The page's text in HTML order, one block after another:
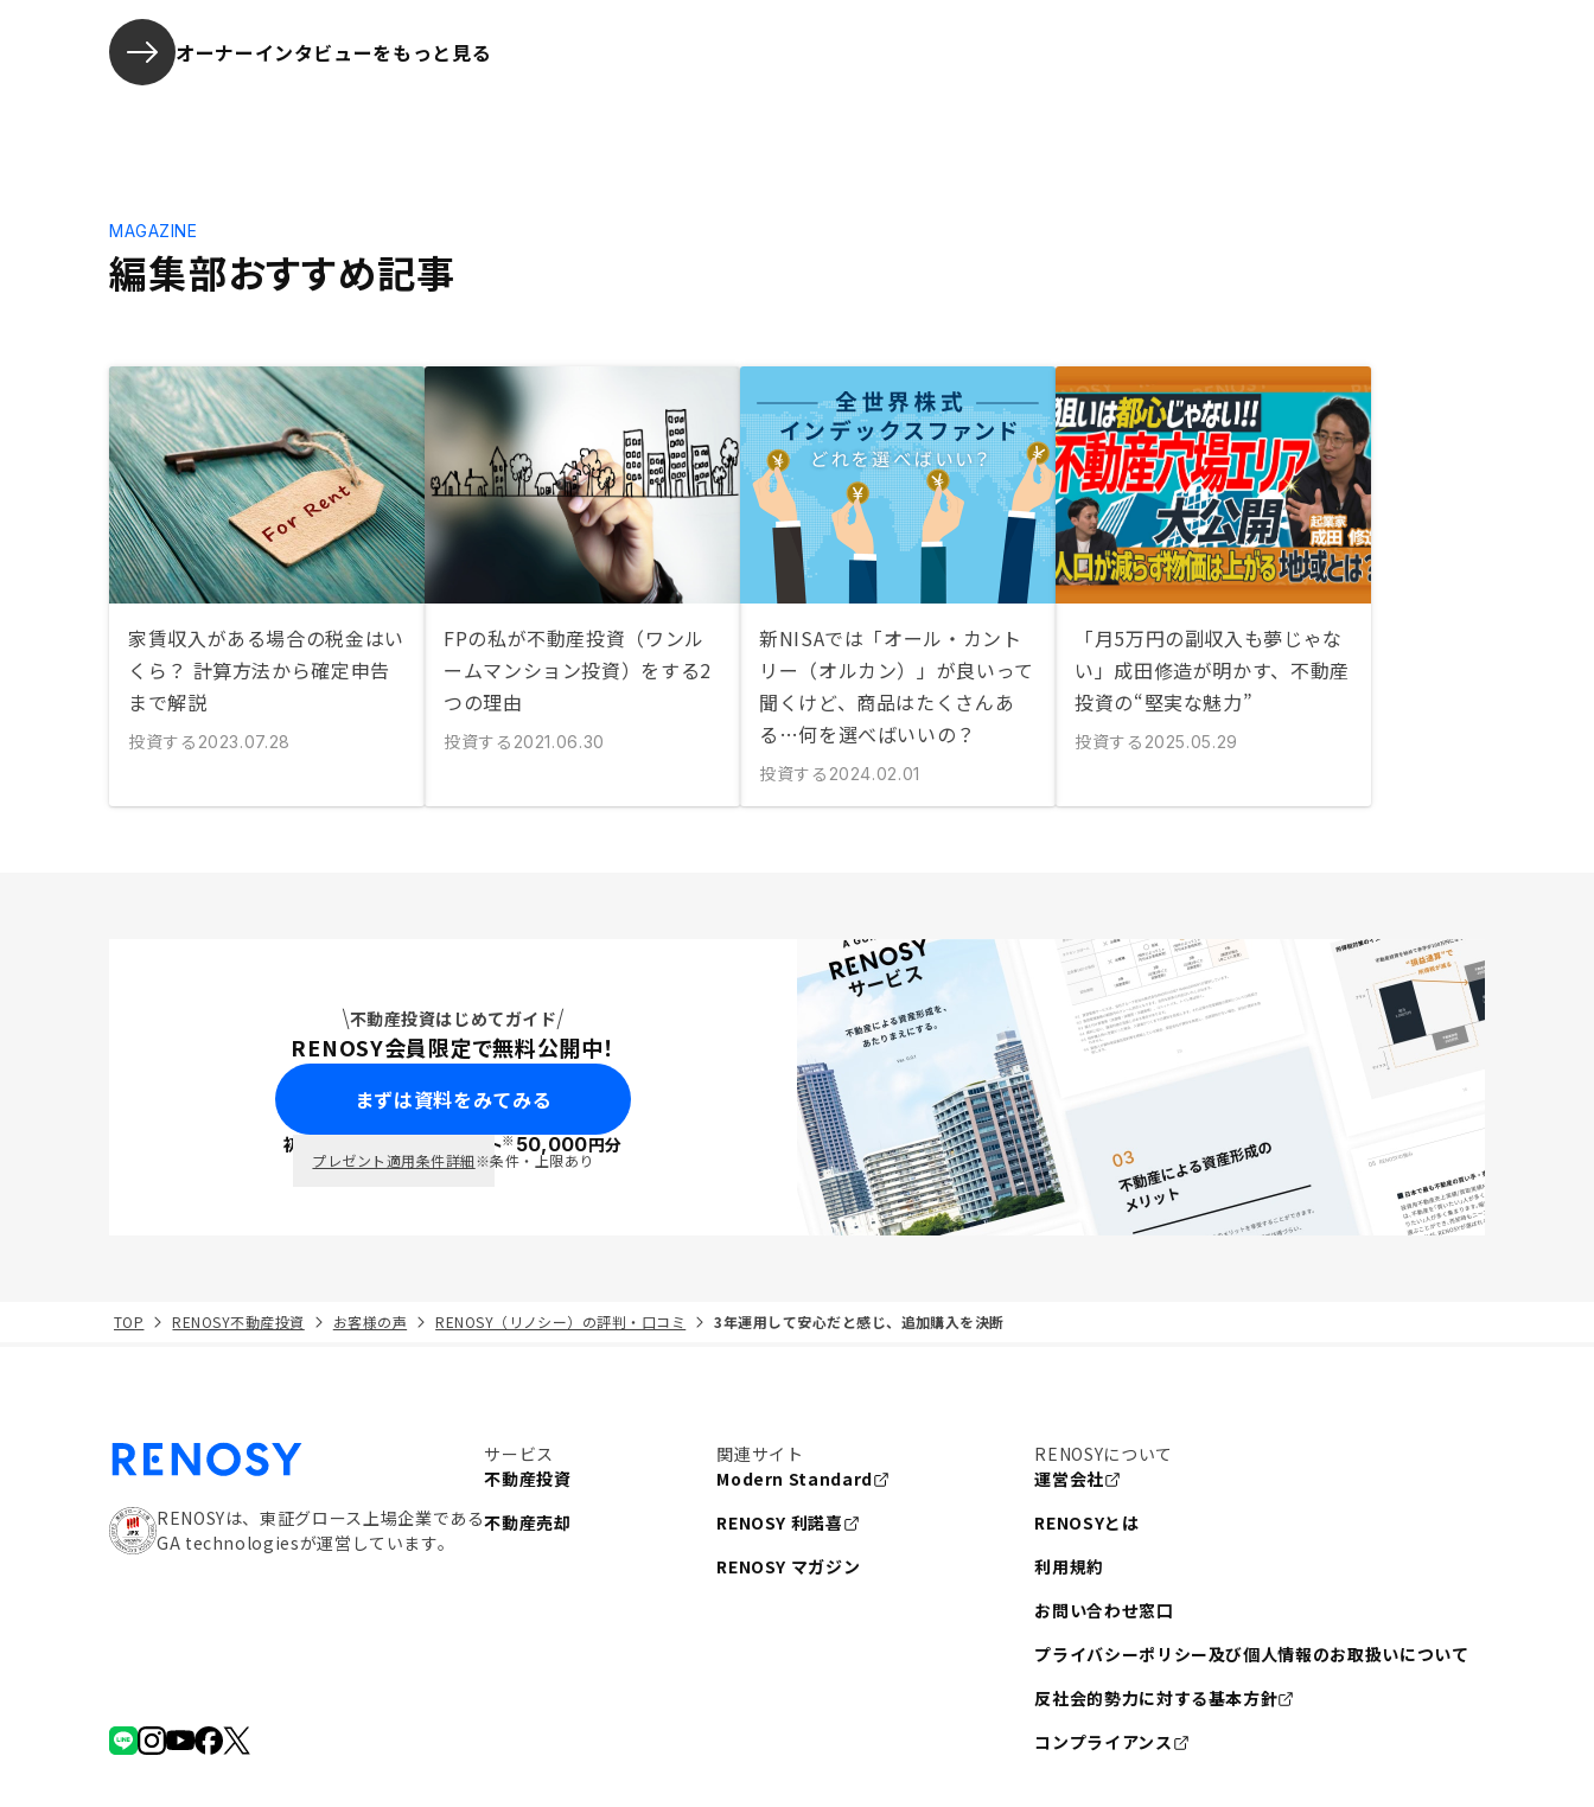
オーナーインタビューをもっと見る
編集部おすすめ記事
MAGAZINE
家賃収入がある場合の税金はい
くら？ 計算方法から確定申告
まで解説
投資する 2023.07.28
FPの私が不動産投資（ワンル
ームマンション投資）をする2
つの理由
投資する 2021.06.30
新NISAでは「オール・カント
リー（オルカン）」が良いって
聞くけど、商品はたくさんあ
る…何を選べばいいの？
投資する 2024.02.01
「月5万円の副収入も夢じゃな
い」成田修造が明かす、不動産
投資の“堅実な魅力”
投資する 2025.05.29
不動産投資はじめてガイド
RENOSY会員限定で無料公開中！
まずは資料をみてみる
初回面談で ポイント※50,000円分
プレゼント適用条件詳細※条件・上限あり
TOP RENOSY不動産投資 お客様の声 RENOSY（リノシー）の評判・口コミ 3年運用して安心だと感じ、追加購入を決断
RENOSYは、東証グロース上場企業である
GA technologiesが運営しています。
サービス
不動産投資
不動産売却
関連サイト
Modern Standard
RENOSY 利諾喜
RENOSY マガジン
RENOSYについて
運営会社
RENOSYとは
利用規約
お問い合わせ窓口
プライバシーポリシー及び個人情報のお取扱いについて
反社会的勢力に対する基本方針
コンプライアンス